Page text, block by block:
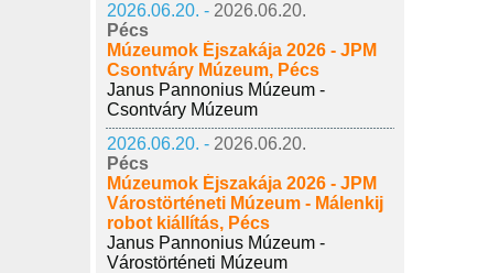
2026.06.20. - 2026.06.20.
Pécs
Múzeumok Éjszakája 2026 - JPM
Csontváry Múzeum, Pécs
Janus Pannonius Múzeum -
Csontváry Múzeum
2026.06.20. - 2026.06.20.
Pécs
Múzeumok Éjszakája 2026 - JPM
Várostörténeti Múzeum - Málenkij
robot kiállítás, Pécs
Janus Pannonius Múzeum -
Várostörténeti Múzeum